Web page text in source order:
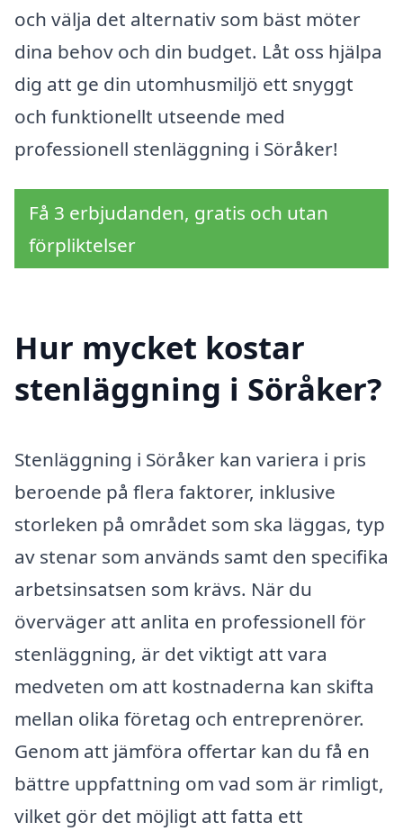
och välja det alternativ som bäst möter
dina behov och din budget. Låt oss hjälpa
dig att ge din utomhusmiljö ett snyggt
och funktionellt utseende med
professionell stenläggning i Söråker!
Få 3 erbjudanden, gratis och utan
förpliktelser
Hur mycket kostar
stenläggning i Söråker?
Stenläggning i Söråker kan variera i pris
beroende på flera faktorer, inklusive
storleken på området som ska läggas, typ
av stenar som används samt den specifika
arbetsinsatsen som krävs. När du
överväger att anlita en professionell för
stenläggning, är det viktigt att vara
medveten om att kostnaderna kan skifta
mellan olika företag och entreprenörer.
Genom att jämföra offertar kan du få en
bättre uppfattning om vad som är rimligt,
vilket gör det möjligt att fatta ett